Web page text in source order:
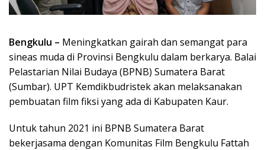
Bengkulu – Meningkatkan gairah dan semangat para
sineas muda di Provinsi Bengkulu dalam berkarya. Balai
Pelastarian Nilai Budaya (BPNB) Sumatera Barat
(Sumbar). UPT Kemdikbudristek akan melaksanakan
pembuatan film fiksi yang ada di Kabupaten Kaur.
Untuk tahun 2021 ini BPNB Sumatera Barat
bekerjasama dengan Komunitas Film Bengkulu Fattah